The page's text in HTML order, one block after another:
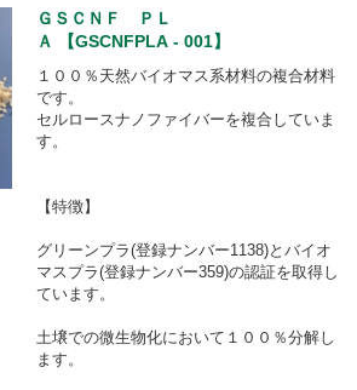
ＧＳＣＮＦ ＰＬ
Ａ 【GSCNFPLA - 001】
１００％天然バイオマス系材料の複合材料
です。
セルロースナノファイバーを複合していま
す。
【特徴】
グリーンプラ(登録ナンバー1138)とバイオ
マスプラ(登録ナンバー359)の認証を取得し
ています。
土壌での微生物化において１００％分解し
ます。